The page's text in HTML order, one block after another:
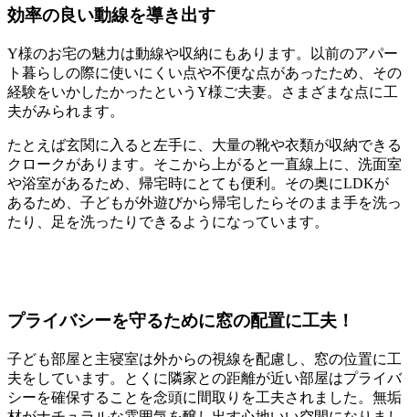
効率の良い動線を導き出す
Y様のお宅の魅力は動線や収納にもあります。以前のアパー
ト暮らしの際に使いにくい点や不便な点があったため、その
経験をいかしたかったというY様ご夫妻。さまざまな点に工
夫がみられます。
たとえば玄関に入ると左手に、大量の靴や衣類が収納できる
クロークがあります。そこから上がると一直線上に、洗面室
や浴室があるため、帰宅時にとても便利。その奥にLDKが
あるため、子どもが外遊びから帰宅したらそのまま手を洗っ
たり、足を洗ったりできるようになっています。
プライバシーを守るために窓の配置に工夫！
子ども部屋と主寝室は外からの視線を配慮し、窓の位置に工
夫をしています。とくに隣家との距離が近い部屋はプライバ
シーを確保することを念頭に間取りを工夫されました。無垢